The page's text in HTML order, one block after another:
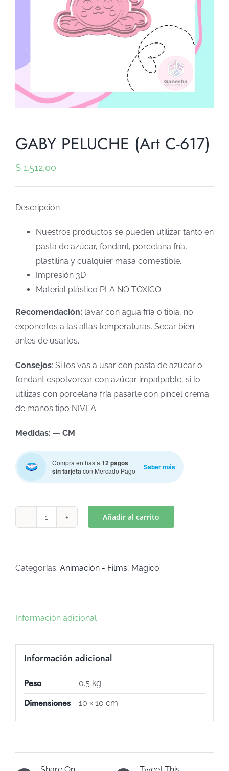
GABY PELUCHE (Art C-617)
$ 1.512,00
Descripción
Nuestros productos se pueden utilizar tanto en
pasta de azúcar, fondant, porcelana fría,
plastilina y cualquier masa comestible.
Impresión 3D
Material plástico PLA NO TOXICO
Recomendación: lavar con agua fría o tibia, no
exponerlos a las altas temperaturas. Secar bien
antes de usarlos.
Consejos: Si los vas a usar con pasta de azúcar o
fondant espolvorear con azúcar impalpable, si lo
utilizas con porcelana fría pasarle con pincel crema
de manos tipo NIVEA
Medidas: — CM
Compra en hasta12 pagos
sin tarjetacon Mercado Pago Saber más
C-
Añadir al carrito
Categorías: Animación - Films, Mágico
Información adicional
Información adicional
Peso 0.5 kg
Dimensiones 10 × 10 cm